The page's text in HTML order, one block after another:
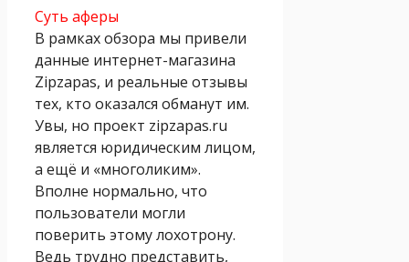
Суть аферы
В рамках обзора мы привели
данные интернет-магазина
Zipzapas, и реальные отзывы
тех, кто оказался обманут им.
Увы, но проект zipzapas.ru
является юридическим лицом,
а ещё и «многоликим».
Вполне нормально, что
пользователи могли
поверить этому лохотрону.
Ведь трудно представить,